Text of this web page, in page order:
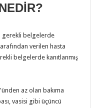
gerekli belgelerde
verilen hasta
belgelerde kanıtlanmış
az olan bakıma
vasisi gibi üçüncü